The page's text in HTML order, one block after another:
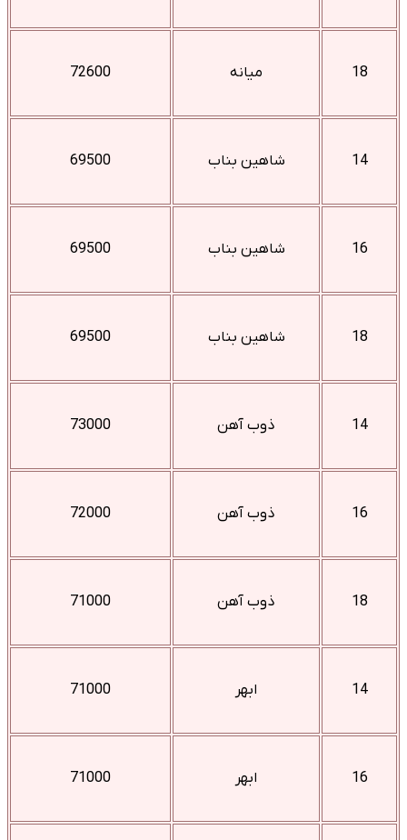
18 میانه 72600
14 شاهین بناب 69500
16 شاهین بناب 69500
18 شاهین بناب 69500
14 ذوب آهن 73000
16 ذوب آهن 72000
18 ذوب آهن 71000
14 ابهر 71000
16 ابهر 71000